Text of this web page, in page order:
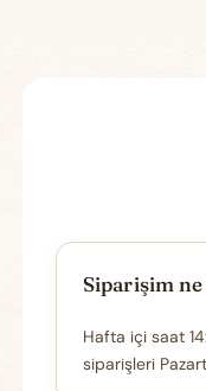
Siparişim
Hafta içi saat
siparişleri